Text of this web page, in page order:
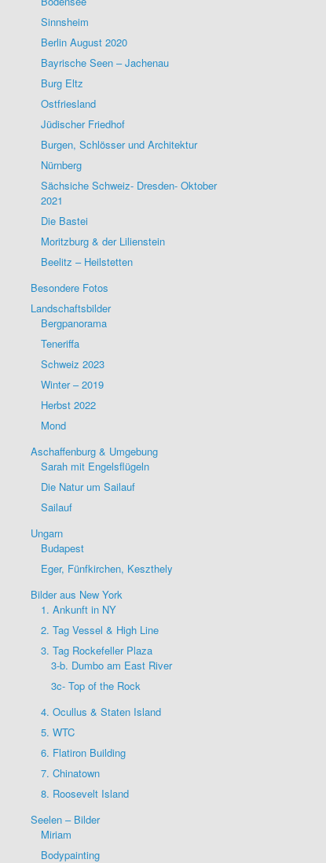
Sinnsheim
Berlin August 2020
Bayrische Seen – Jachenau
Burg Eltz
Ostfriesland
Jüdischer Friedhof
Burgen, Schlösser und Architektur
Nürnberg
Sächsiche Schweiz- Dresden- Oktober
2021
Die Bastei
Moritzburg & der Lilienstein
Beelitz – Heilstetten
Besondere Fotos
Landschaftsbilder
Bergpanorama
Teneriffa
Schweiz 2023
Winter – 2019
Herbst 2022
Mond
Aschaffenburg & Umgebung
Sarah mit Engelsflügeln
Die Natur um Sailauf
Sailauf
Ungarn
Budapest
Eger, Fünfkirchen, Keszthely
Bilder aus New York
1. Ankunft in NY
2. Tag Vessel & High Line
3. Tag Rockefeller Plaza
3-b. Dumbo am East River
3c- Top of the Rock
4. Ocullus & Staten Island
5. WTC
6. Flatiron Building
7. Chinatown
8. Roosevelt Island
Seelen – Bilder
Miriam
Bodypainting